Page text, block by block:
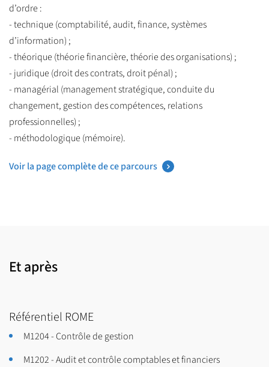
d’ordre :
- technique (comptabilité, audit, finance, systèmes
d’information) ;
- théorique (théorie financière, théorie des organisations) ;
- juridique (droit des contrats, droit pénal) ;
- managérial (management stratégique, conduite du
changement, gestion des compétences, relations
professionnelles) ;
- méthodologique (mémoire).
Voir la page complète de ce parcours
Et après
Référentiel ROME
M1204 - Contrôle de gestion
M1202 - Audit et contrôle comptables et financiers